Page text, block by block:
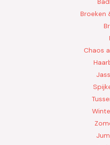
Broeken
Chaos